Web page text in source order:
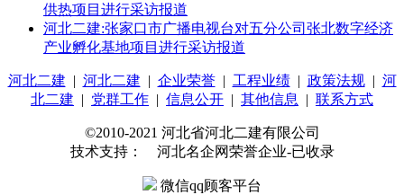
供热项目进行采访报道
河北二建:张家口市广播电视台对五分公司张北数字经济
产业孵化基地项目进行采访报道
河北二建 | 河北二建 | 企业荣誉| 工程业绩| 政策法规| 河
北二建 | 党群工作 | 信息公开 | 其他信息 | 联系方式
©2010-2021 河北省河北二建有限公司
技术支持： 河北名企网荣誉企业-已收录
微信qq顾客平台